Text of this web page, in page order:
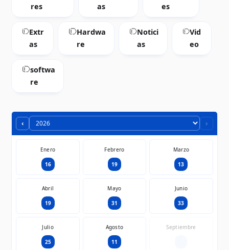
res
as
es
Extr
as
Hardwa
re
Notici
as
Vid
eo
softwa
re
‹ ›
Enero
16
Febrero
19
Marzo
13
Abril
19
Mayo
31
Junio
33
Julio
25
Agosto
11
Septiembre